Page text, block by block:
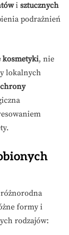
i sztucznych
podrażnień
kosmetyki, nie
lokalnych
formy i
rodzajów: